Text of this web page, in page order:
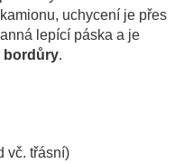
uchycení je přes
lepící páska a je
bordůry.
vč. třásní)